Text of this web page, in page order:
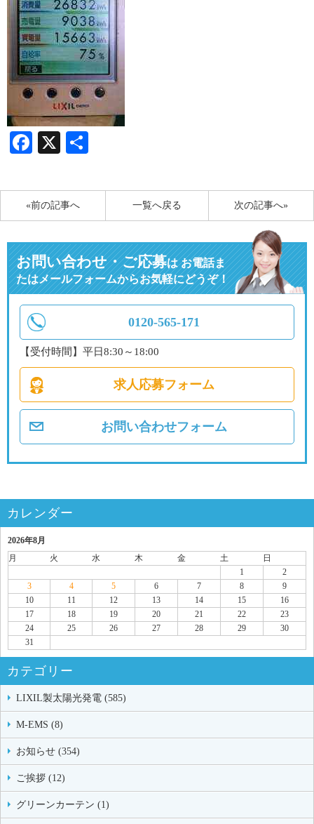
Facebook
X
«前の記事へ 次の記事へ»
一覧へ戻る
お問い合わせ・ご応募はお電話ま
たはメールフォームからお気軽にどうぞ！
0120-565-171
【受付時間】平日8:30～18:00
求人応募フォーム
お問い合わせフォーム
カレンダー
2026年8月
月
火 水 木 金 土
日
1
2
3
4 5 6 7 8
9
10
11 12 13 14 15
16
17
18 19 20 21 22
23
24
25 26 27 28 29
30
31
カテゴリー
LIXIL製太陽光発電 (585)
M-EMS (8)
お知らせ (354)
ご挨拶 (12)
グリーンカーテン (1)